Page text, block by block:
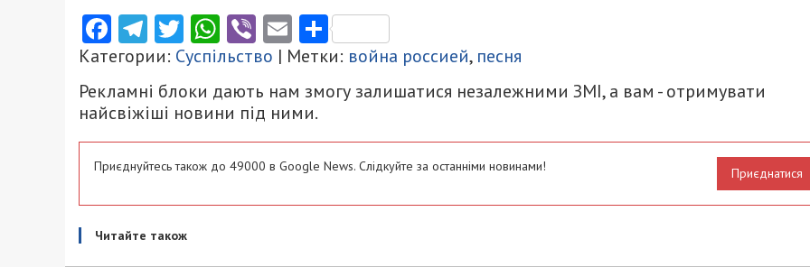
Facebook
Telegram
Twitter
WhatsApp
ViberEmailПоділитися
Категории: Суспільство | Метки: война россией, песня
Рекламні блоки дають нам змогу залишатися незалежними ЗМІ, а вам - отримувати
найсвіжіші новини під ними.
Приєднуйтесь також до 49000 в Google News. Слідкуйте за останніми новинами! Приєднатися
Читайте також